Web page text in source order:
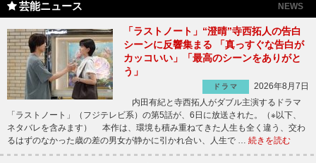
芸能ニュース NEWS
「ラストノート」“澄晴”寺西拓人の告白
シーンに反響集まる 「真っすぐな告白が
カッコいい」「最高のシーンをありがと
う」
ドラマ
2026年8月7日
内田有紀と寺西拓人がダブル主演するドラマ
「ラストノート」（フジテレビ系）の第5話が、6日に放送された。（※以下、
ネタバレを含みます） 本作は、環境も積み重ねてきた人生も全く違う、交わ
るはずのなかった歳の差の男女が静かに引かれ合い、人生で … 続きを読む